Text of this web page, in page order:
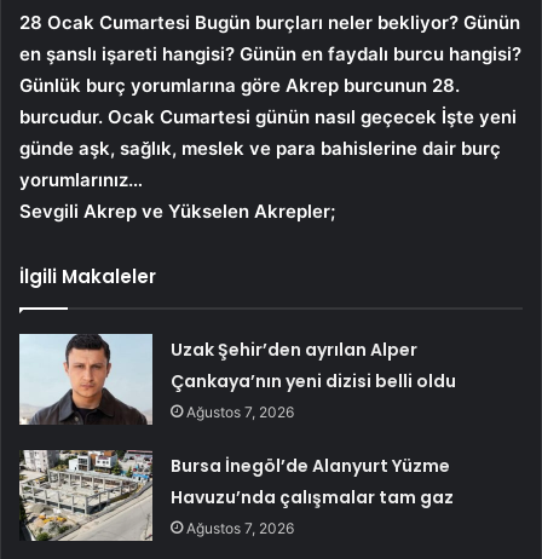
28 Ocak Cumartesi Bugün burçları neler bekliyor? Günün
en şanslı işareti hangisi? Günün en faydalı burcu hangisi?
Günlük burç yorumlarına göre Akrep burcunun 28.
burcudur. Ocak Cumartesi günün nasıl geçecek İşte yeni
günde aşk, sağlık, meslek ve para bahislerine dair burç
yorumlarınız…
Sevgili Akrep ve Yükselen Akrepler;
İlgili Makaleler
Uzak Şehir’den ayrılan Alper
Çankaya’nın yeni dizisi belli oldu
Ağustos 7, 2026
Bursa İnegöl’de Alanyurt Yüzme
Havuzu’nda çalışmalar tam gaz
Ağustos 7, 2026